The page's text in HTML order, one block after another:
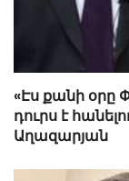
«Էս քանի օրը
դուրս է
Աղազարյան